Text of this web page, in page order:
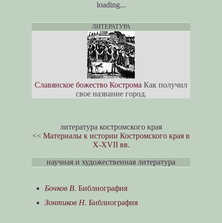
loading...
ЛИТЕРАТУРА
Славянское божество Кострома Как получил
свое название город.
литература костромского края
<< Материалы к истории Костромского края в
X-XVII вв.
научная и художественная литература
Бочков В. Библиография
Зонтиков Н. Библиография